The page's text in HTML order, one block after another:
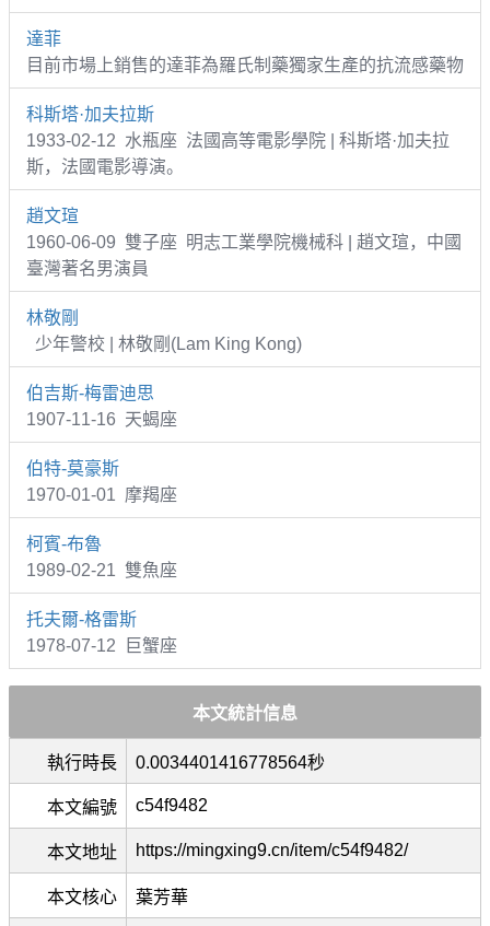
達菲
目前市場上銷售的達菲為羅氏制藥獨家生產的抗流感藥物
科斯塔·加夫拉斯
1933-02-12 水瓶座 法國高等電影學院 | 科斯塔·加夫拉
斯，法國電影導演。
趙文瑄
1960-06-09 雙子座 明志工業學院機械科 | 趙文瑄，中國
臺灣著名男演員
林敬剛
少年警校 | 林敬剛(Lam King Kong)
伯吉斯-梅雷迪思
1907-11-16 天蝎座
伯特-莫豪斯
1970-01-01 摩羯座
柯賓-布魯
1989-02-21 雙魚座
托夫爾-格雷斯
1978-07-12 巨蟹座
本文統計信息
執行時長 0.0034401416778564秒
本文編號 c54f9482
本文地址 https://mingxing9.cn/item/c54f9482/
本文核心 葉芳華